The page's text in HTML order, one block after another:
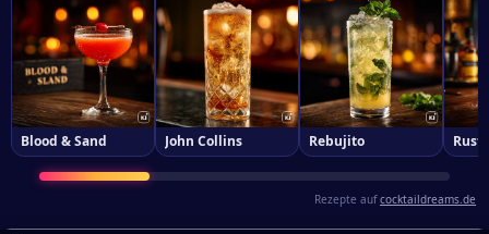
Blood & Sand John Collins Rebujito
Rezepte aufcocktaildreams.de